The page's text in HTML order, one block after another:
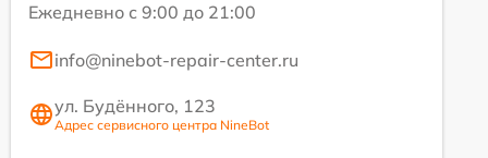
Ежедневно с 9:00 до 21:00
info@ninebot-repair-center.ru
ул. Будённого, 123
Адрес сервисного центра NineBot